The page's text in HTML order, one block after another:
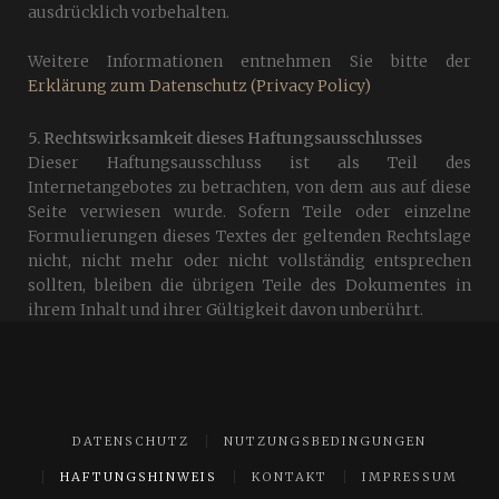
ausdrücklich vorbehalten.
Weitere Informationen entnehmen Sie bitte der
Erklärung zum Datenschutz (Privacy Policy)
5. Rechtswirksamkeit dieses Haftungsausschlusses
Dieser Haftungsausschluss ist als Teil des
Internetangebotes zu betrachten, von dem aus auf diese
Seite verwiesen wurde. Sofern Teile oder einzelne
Formulierungen dieses Textes der geltenden Rechtslage
nicht, nicht mehr oder nicht vollständig entsprechen
sollten, bleiben die übrigen Teile des Dokumentes in
ihrem Inhalt und ihrer Gültigkeit davon unberührt.
DATENSCHUTZ NUTZUNGSBEDINGUNGEN
HAFTUNGSHINWEIS KONTAKT IMPRESSUM